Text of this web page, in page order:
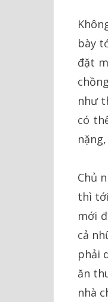
bày
đặt
như
có
Chủ
thì
mới
cả
phải
ăn
nhà